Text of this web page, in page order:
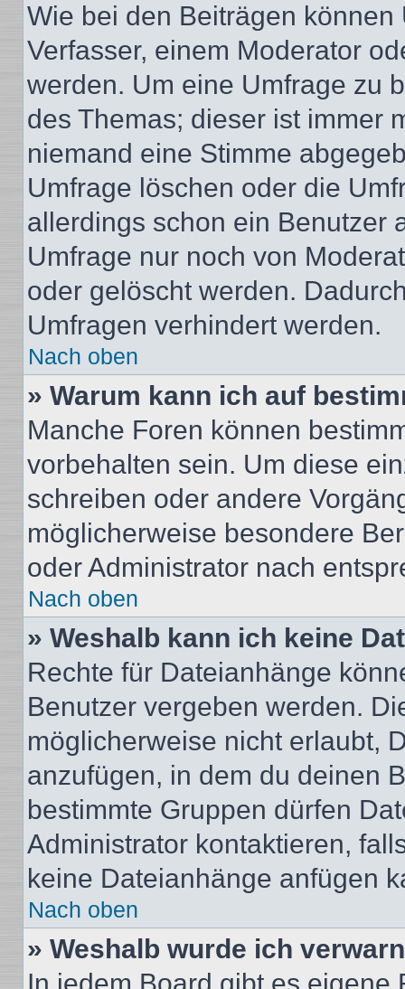
Wie bei den Beiträgen
Verfasser, einem Moderator
werden. Um eine Umfrage zu
des Themas; dieser ist immer
niemand eine Stimme
Umfrage löschen oder die
allerdings schon ein Benutzer
Umfrage nur noch von
oder gelöscht werden.
Umfragen verhindert werden.
Nach oben
» Warum kann ich auf
Manche Foren können
vorbehalten sein. Um diese
schreiben oder andere
möglicherweise besondere
oder Administrator nach
Nach oben
» Weshalb kann ich keine
Rechte für Dateianhänge
Benutzer vergeben werden.
möglicherweise nicht erlaubt,
anzufügen, in dem du deinen
bestimmte Gruppen dürfen
Administrator kontaktieren,
keine Dateianhänge anfügen
Nach oben
» Weshalb wurde ich